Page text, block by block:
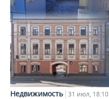
Недвижимость 31 июл, 18:10